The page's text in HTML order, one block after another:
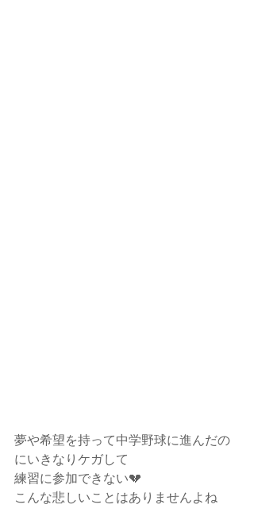
夢や希望を持って中学野球に進んだの
にいきなりケガして
練習に参加できない💔
こんな悲しいことはありませんよね